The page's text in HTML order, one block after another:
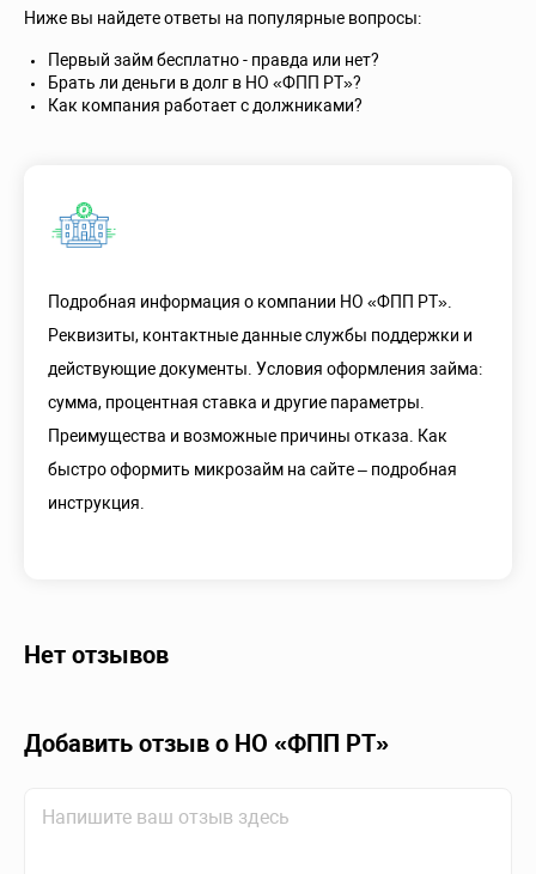
Ниже вы найдете ответы на популярные вопросы:
Первый займ бесплатно - правда или нет?
Брать ли деньги в долг в НО «ФПП РТ»?
Как компания работает с должниками?
Подробная информация о компании НО «ФПП РТ».
Реквизиты, контактные данные службы поддержки и
действующие документы. Условия оформления займа:
сумма, процентная ставка и другие параметры.
Преимущества и возможные причины отказа. Как
быстро оформить микрозайм на сайте – подробная
инструкция.
Нет отзывов
Добавить отзыв о НО «ФПП РТ»